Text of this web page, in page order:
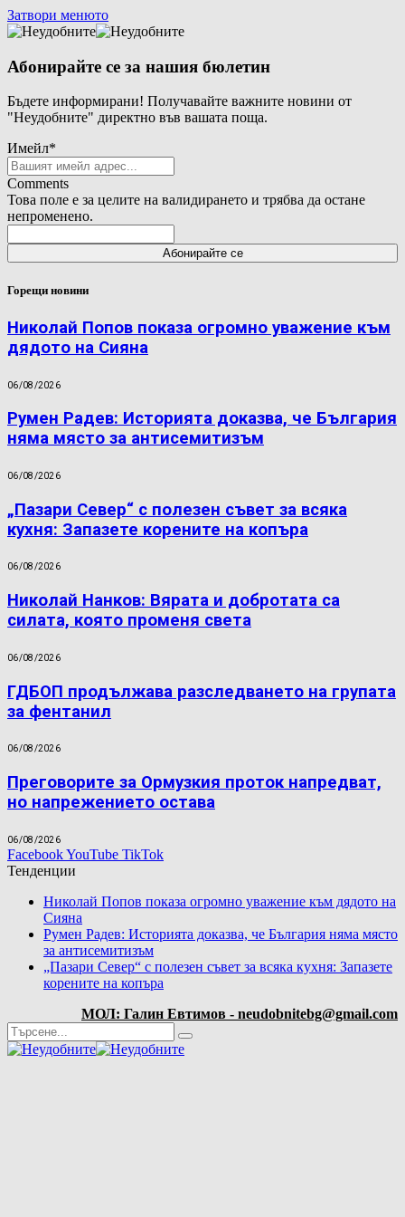
Затвори менюто
Абонирайте се за нашия бюлетин
Бъдете информирани! Получавайте важните новини от
"Неудобните" директно във вашата поща.
Имейл*
Comments
Това поле е за целите на валидирането и трябва да остане
непроменено.
Горещи новини
Николай Попов показа огромно уважение към
дядото на Сияна
06/08/2026
Румен Радев: Историята доказва, че България
няма място за антисемитизъм
06/08/2026
„Пазари Север“ с полезен съвет за всяка
кухня: Запазете корените на копъра
06/08/2026
Николай Нанков: Вярата и добротата са
силата, която променя света
06/08/2026
ГДБОП продължава разследването на групата
за фентанил
06/08/2026
Преговорите за Ормузкия проток напредват,
но напрежението остава
06/08/2026
FacebookYouTube TikTok
Тенденции
Николай Попов показа огромно уважение към дядото на
Сияна
Румен Радев: Историята доказва, че България няма място
за антисемитизъм
„Пазари Север“ с полезен съвет за всяка кухня: Запазете
корените на копъра
МОЛ: Галин Евтимов - neudobnitebg@gmail.com